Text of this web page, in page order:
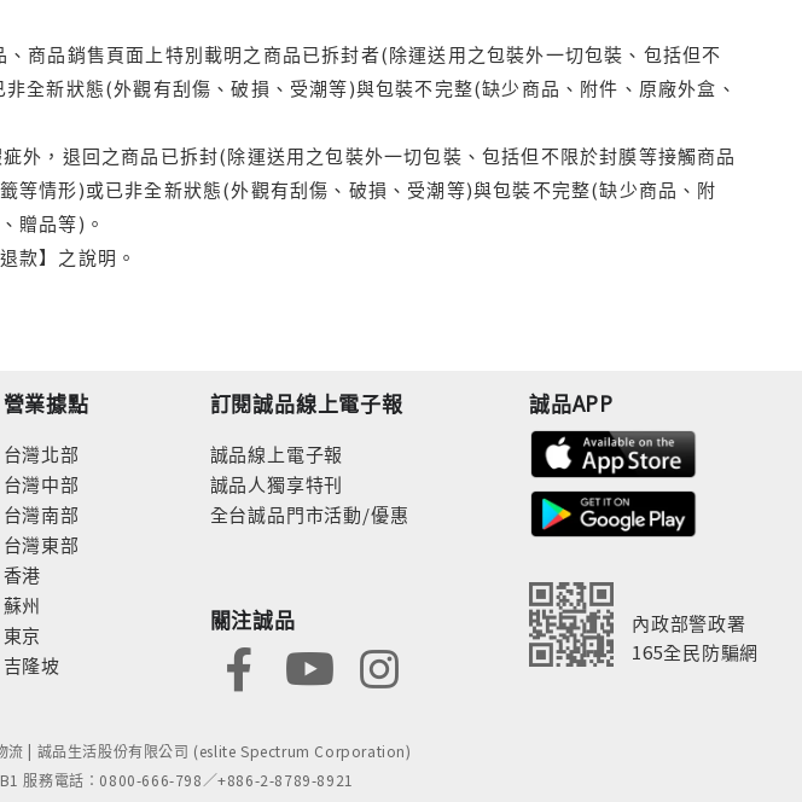
商品銷售頁面上特別載明之商品已拆封者(除運送用之包裝外一切包裝、包括但不
全新狀態(外觀有刮傷、破損、受潮等)與包裝不完整(缺少商品、附件、原廠外盒、
外，退回之商品已拆封(除運送用之包裝外一切包裝、包括但不限於封膜等接觸商品
等情形)或已非全新狀態(外觀有刮傷、破損、受潮等)與包裝不完整(缺少商品、附
贈品等)。
款】之說明。
營業據點
台灣北部
台灣中部
台灣南部
台灣東部
香港
蘇州
東京
吉隆坡
訂閱誠品線上電子報
誠品線上電子報
誠品人獨享特刊
全台誠品門市活動/優惠
關注誠品
誠品APP
內政部警政署
165全民防騙網
| 誠品生活股份有限公司 (eslite Spectrum Corporation)
服務電話：0800-666-798／+886-2-8789-8921